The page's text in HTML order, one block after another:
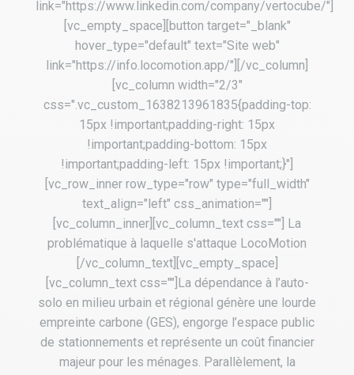
link="https://www.linkedin.com/company/vertocube/"]
[vc_empty_space][button target="_blank"
hover_type="default" text="Site web"
link="https://info.locomotion.app/"][/vc_column]
[vc_column width="2/3"
css=".vc_custom_1638213961835{padding-top:
15px !important;padding-right: 15px
!important;padding-bottom: 15px
!important;padding-left: 15px !important;}"]
[vc_row_inner row_type="row" type="full_width"
text_align="left" css_animation=""]
[vc_column_inner][vc_column_text css=""] La
problématique à laquelle s'attaque LocoMotion
[/vc_column_text][vc_empty_space]
[vc_column_text css=""]La dépendance à l’auto-
solo en milieu urbain et régional génère une lourde
empreinte carbone (GES), engorge l’espace public
de stationnements et représente un coût financier
majeur pour les ménages. Parallèlement, la